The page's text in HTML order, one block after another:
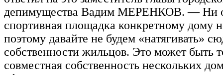
депимущества Вадим МЕРЕНКОВ. — Ни
спортивная площадка конкретному дому
поэтому давайте не будем «натягивать»
собственности жильцов. Это может быть
совместная собственность нескольких